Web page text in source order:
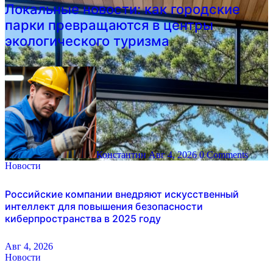
Локальные новости: как городские
парки превращаются в центры
экологического туризма
КонстантинАвг 4, 2026 0 Comments
Новости
Российские компании внедряют искусственный
интеллект для повышения безопасности
киберпространства в 2025 году
Авг 4, 2026
Новости